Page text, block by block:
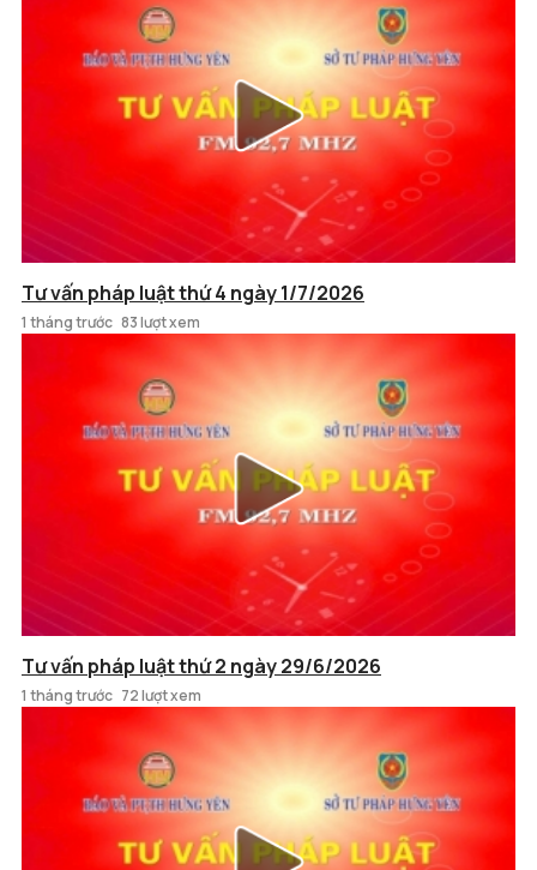
Tư vấn pháp luật thứ 4 ngày 1/7/2026
1 tháng trước 83 lượt xem
Tư vấn pháp luật thứ 2 ngày 29/6/2026
1 tháng trước 72 lượt xem